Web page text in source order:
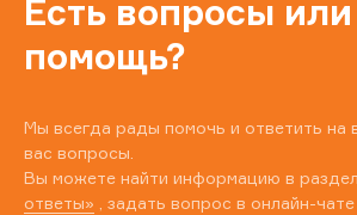
Есть вопросы
помощь?
Мы всегда рады помочь и ответить на
вас вопросы.
Вы можете найти информацию в
ответы» , задать вопрос в онлайн-